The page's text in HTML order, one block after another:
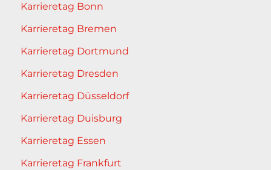
Karrieretag Bonn
Karrieretag Bremen
Karrieretag Dortmund
Karrieretag Dresden
Karrieretag Düsseldorf
Karrieretag Duisburg
Karrieretag Essen
Karrieretag Frankfurt